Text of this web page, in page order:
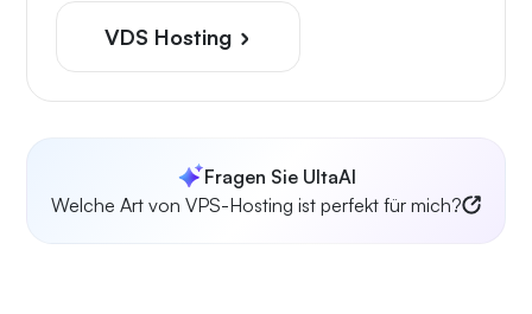
VDS Hosting
Fragen Sie UltaAI
Welche Art von VPS-Hosting ist perfekt für mich?